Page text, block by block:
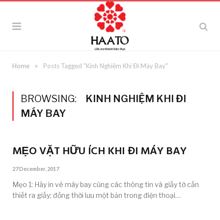
Home » Posts Tagged "Kinh Nghiệm Khi Đi Máy Bay"
BROWSING:
KINH NGHIỆM KHI ĐI
MÁY BAY
MẸO VẶT HỮU ÍCH KHI ĐI MÁY BAY
27 December, 2017
Mẹo 1: Hãy in vé máy bay cùng các thông tin và giấy tờ cần
thiết ra giấy; đồng thời lưu một bản trong điện thoại…